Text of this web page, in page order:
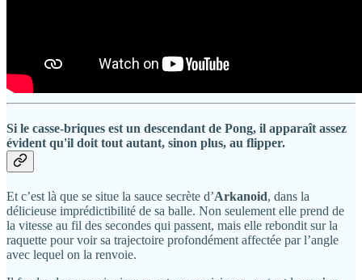
Si le casse-briques est un descendant de Pong, il apparaît assez
évident qu'il doit tout autant, sinon plus, au flipper.
Et c’est là que se situe la sauce secrète d’Arkanoid, dans la
délicieuse imprédictibilité de sa balle. Non seulement elle prend de
la vitesse au fil des secondes qui passent, mais elle rebondit sur la
raquette pour voir sa trajectoire profondément affectée par l’angle
avec lequel on la renvoie.